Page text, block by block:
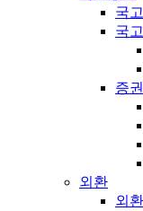
국
국
증
외환
외